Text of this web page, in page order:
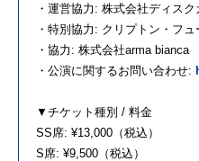
・運営協力: 株式会社ディスク
・特別協力: クリプトン・フ
・協力: 株式会社arma bianca
・公演に関するお問い合わせ:
▼チケット種別 / 料金
SS席: ¥13,000（税込）
S席: ¥9,500（税込）